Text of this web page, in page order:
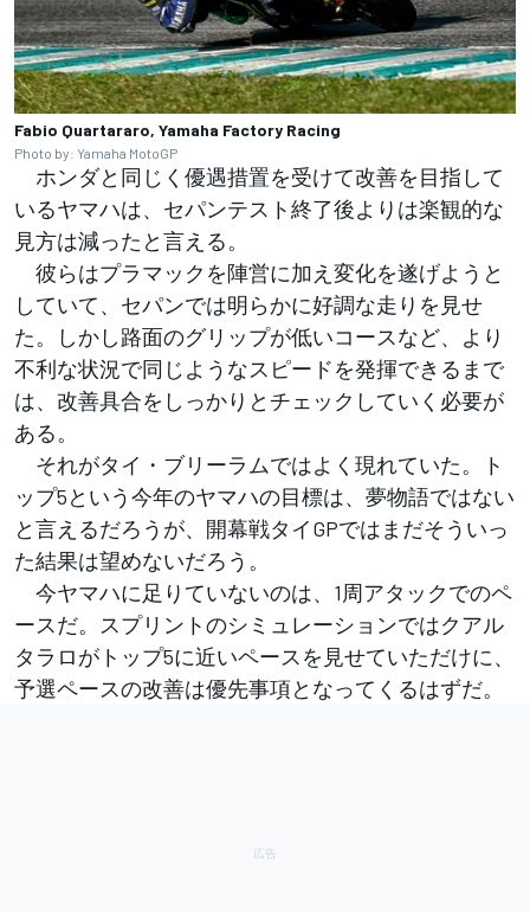
Fabio Quartararo, Yamaha Factory Racing
Photo by: Yamaha MotoGP
ホンダと同じく優遇措置を受けて改善を目指して
いるヤマハは、セパンテスト終了後よりは楽観的な
見方は減ったと言える。
彼らはプラマックを陣営に加え変化を遂げようと
していて、セパンでは明らかに好調な走りを見せ
た。しかし路面のグリップが低いコースなど、より
不利な状況で同じようなスピードを発揮できるまで
は、改善具合をしっかりとチェックしていく必要が
ある。
それがタイ・ブリーラムではよく現れていた。ト
ップ5という今年のヤマハの目標は、夢物語ではない
と言えるだろうが、開幕戦タイGPではまだそういっ
た結果は望めないだろう。
今ヤマハに足りていないのは、1周アタックでのペ
ースだ。スプリントのシミュレーションではクアル
タラロがトップ5に近いペースを見せていただけに、
予選ペースの改善は優先事項となってくるはずだ。